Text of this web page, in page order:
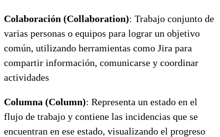
Colaboración (Collaboration): Trabajo conjunto de
varias personas o equipos para lograr un objetivo
común, utilizando herramientas como Jira para
compartir información, comunicarse y coordinar
actividades
Columna (Column): Representa un estado en el
flujo de trabajo y contiene las incidencias que se
encuentran en ese estado, visualizando el progreso